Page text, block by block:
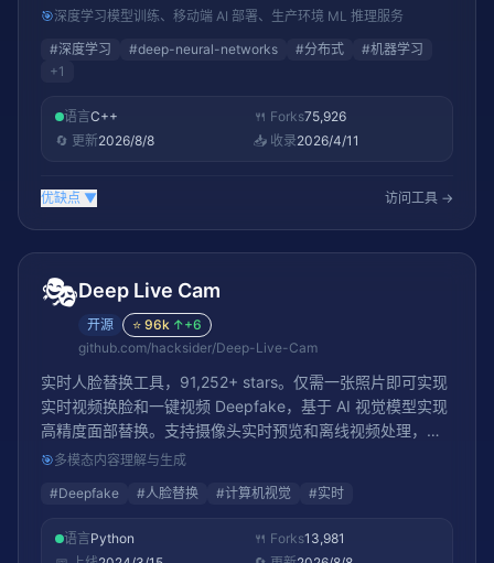
AI 工程师的必备工具
🎯深度学习模型训练、移动端 AI 部署、生产环境 ML 推理服务
#深度学习 #deep-neural-networks #分布式 #机器学习
+1
语言C++ 🍴 Forks75,926
🔄 更新2026/8/8 📥 收录2026/4/11
优缺点 ▼ 访问工具 →
🎭Deep Live Cam
开源 ⭐ 96k ↑+6
github.com/hacksider/Deep-Live-Cam
实时人脸替换工具，91,252+ stars。仅需一张照片即可实现
实时视频换脸和一键视频 Deepfake，基于 AI 视觉模型实现
高精度面部替换。支持摄像头实时预览和离线视频处理，是
AI 换脸领域最受欢迎的开源项目。
🎯多模态内容理解与生成
#Deepfake #人脸替换 #计算机视觉 #实时
语言Python 🍴 Forks13,981